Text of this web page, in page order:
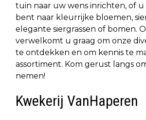
tuin naar uw wens inrichten, of
bent naar kleurrijke bloemen,
elegante siergrassen of bomen.
verwelkomt u graag om onze
te ontdekken en om kennis te
assortiment. Kom gerust langs
nemen!
Kwekerij VanHaperen